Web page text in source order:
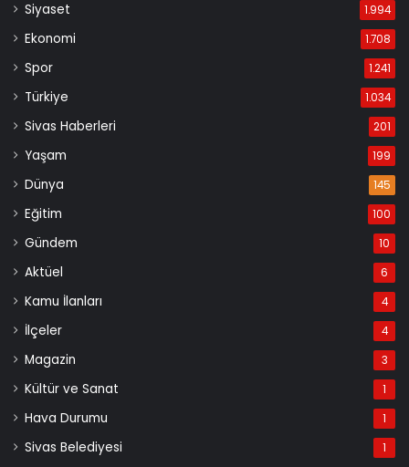
Siyaset 1.994
Ekonomi 1.708
Spor 1.241
Türkiye 1.034
Sivas Haberleri 201
Yaşam 199
Dünya 145
Eğitim 100
Gündem 10
Aktüel 6
Kamu İlanları 4
İlçeler 4
Magazin 3
Kültür ve Sanat 1
Hava Durumu 1
Sivas Belediyesi 1